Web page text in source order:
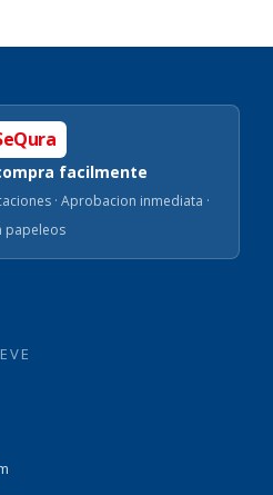
facilmente
· Aprobacion inmediata ·
papeleos